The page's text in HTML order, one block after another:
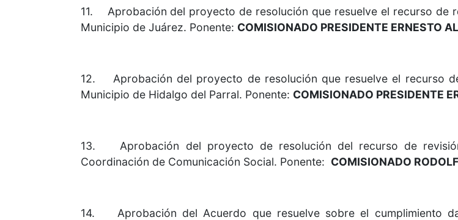
11. Aprobación del proyecto de resolución que resuelve el recurso de
Municipio de Juárez. Ponente: COMISIONADO PRESIDENTE ERNESTO
12. Aprobación del proyecto de resolución que resuelve el recurso
Municipio de Hidalgo del Parral. Ponente: COMISIONADO PRESIDENTE
13. Aprobación del proyecto de resolución del recurso de
Coordinación de Comunicación Social. Ponente: COMISIONADO
14. Aprobación del Acuerdo que resuelve sobre el cumplimiento